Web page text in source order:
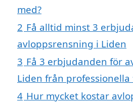
med?
2 Få alltid minst 3
avloppsrensning i Liden
3 Få 3 erbjudanden för
Liden från professionella
4 Hur mycket kostar